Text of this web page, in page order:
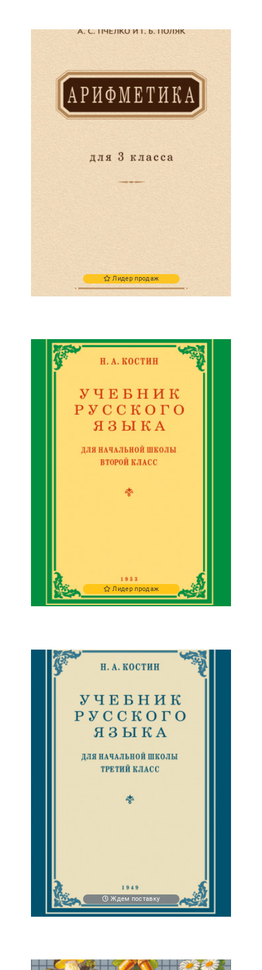
Лидер продаж
Лидер продаж
Ждем поставку